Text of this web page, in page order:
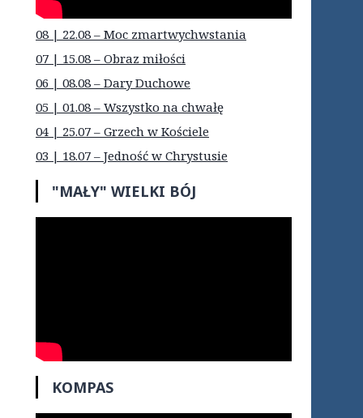
08 | 22.08 – Moc zmartwychwstania
07 | 15.08 – Obraz miłości
06 | 08.08 – Dary Duchowe
05 | 01.08 – Wszystko na chwałę
04 | 25.07 – Grzech w Kościele
03 | 18.07 – Jedność w Chrystusie
"MAŁY" WIELKI BÓJ
KOMPAS